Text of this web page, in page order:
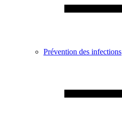
Prévention des infections